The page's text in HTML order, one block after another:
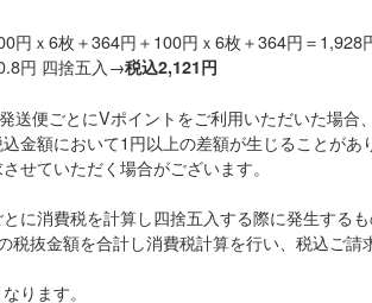
ｘ6枚＋364円＋100円ｘ6枚＋364円＝1,928
円 四捨五入→税込2,121円
送便ごとにVポイントをご利用いただいた場合
金額において1円以上の差額が生じることがあ
せていただく場合がございます。
に消費税を計算し四捨五入する際に発生するも
税抜金額を合計し消費税計算を行い、税込ご請
ります。